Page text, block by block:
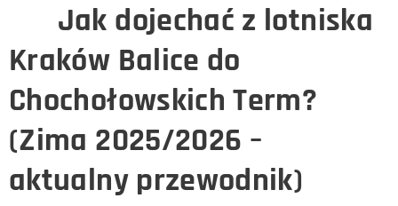
Jak dojechać z lotniska
Kraków Balice do
Chochołowskich Term?
(Zima 2025/2026 –
aktualny przewodnik)